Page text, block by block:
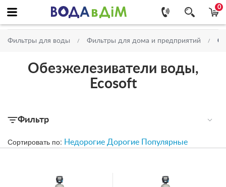
0
Фильтры для воды Фильтры для дома и предприятий
Обезжелезиватели воды,
Ecosoft
Фильтр
Сортировать по: Недорогие Дорогие Популярные